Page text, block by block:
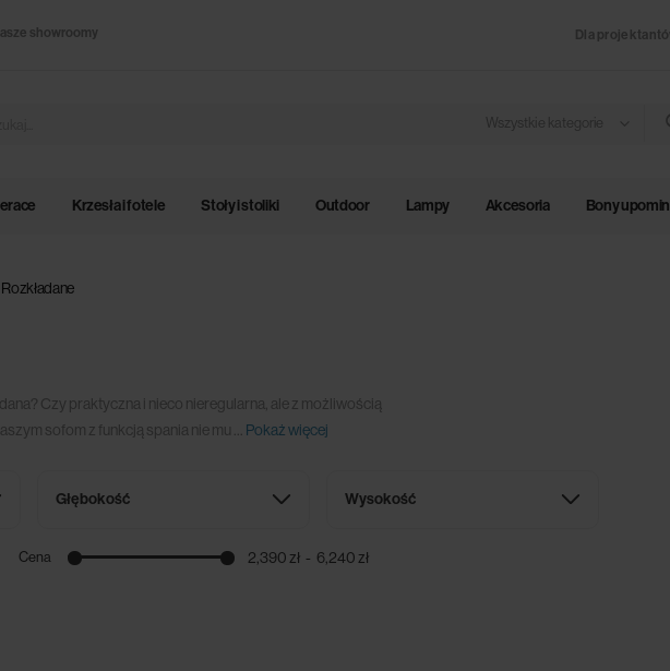
showroomy Dla
Wszystkie kategorie
Krzesła i fotele Stoły i stoliki Outdoor Lampy Akcesoria Bony
Rozkładane
Czy praktyczna i nieco nieregularna, ale z możliwością
sofom z funkcją spania nie mu
Pokaż więcej
Głębokość Wysokość
Cena 2,390 zł 6,240 zł